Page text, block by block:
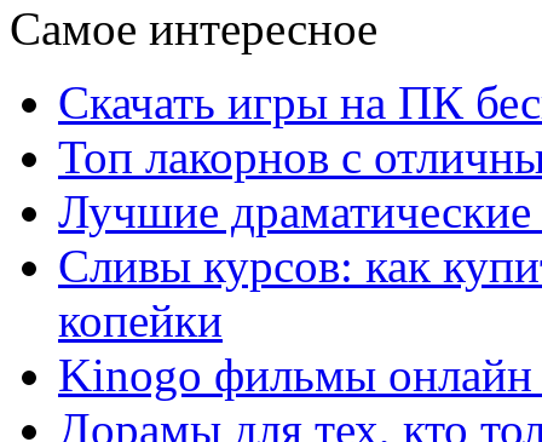
Самое интересное
Скачать игры на ПК
Топ лакорнов с
Лучшие
Сливы курсов: как
копейки
Kinogo фильмы онлайн
Дорамы для тех, кто